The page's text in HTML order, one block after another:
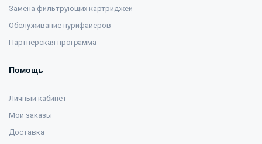
Замена фильтрующих картриджей
Обслуживание пурифайеров
Партнерская программа
Помощь
Личный кабинет
Мои заказы
Доставка